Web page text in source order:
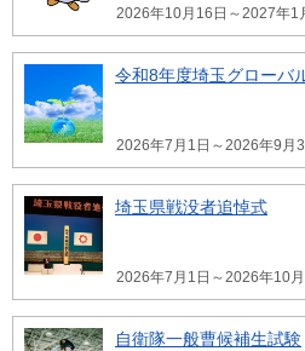
2026年10月16日～2027年1
令和8年度埼玉グローバ
2026年7月1日～2026年9月
埼玉県戦没者追悼式
2026年7月1日～2026年10月
自衛隊一般曹候補生試験